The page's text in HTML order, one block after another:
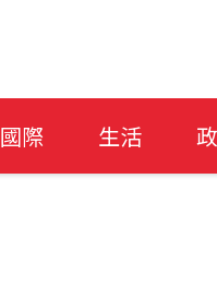
國際 生活